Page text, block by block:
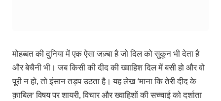
मोहब्बत की दुनिया में एक ऐसा जज़्बा है जो दिल को सुकून भी देता है
और बेचैनी भी। जब किसी की दीद की ख्वाहिश दिल में बसी हो और वो
पूरी न हो, तो इंसान तड़प उठता है। यह लेख ‘माना कि तेरी दीद के
क़ाबिल’ विषय पर शायरी, विचार और ख्वाहिशों की सच्चाई को दर्शाता